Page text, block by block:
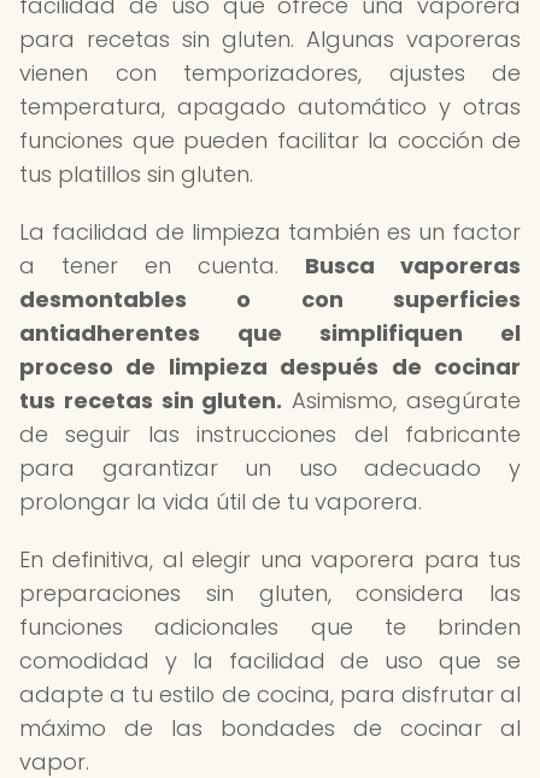
para recetas sin gluten. Algunas vaporeras
vienen con temporizadores, ajustes de
temperatura, apagado automático y otras
funciones que pueden facilitar la cocción de
tus platillos sin gluten.
La facilidad de limpieza también es un factor
a tener en cuenta. Busca vaporeras
desmontables o con superficies
antiadherentes que simplifiquen el
proceso de limpieza después de cocinar
tus recetas sin gluten. Asimismo, asegúrate
de seguir las instrucciones del fabricante
para garantizar un uso adecuado y
prolongar la vida útil de tu vaporera.
En definitiva, al elegir una vaporera para tus
preparaciones sin gluten, considera las
funciones adicionales que te brinden
comodidad y la facilidad de uso que se
adapte a tu estilo de cocina, para disfrutar al
máximo de las bondades de cocinar al
vapor.